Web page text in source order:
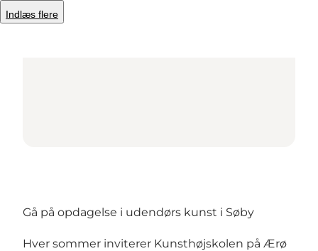
Indlæs flere
Gå på opdagelse i udendørs kunst i Søby
Hver sommer inviterer Kunsthøjskolen på Ærø